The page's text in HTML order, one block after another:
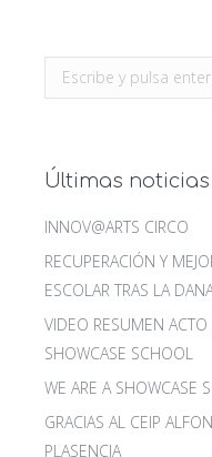
Buscar:
Últimas noticias
INNOV@ARTS CIRCO
RECUPERACIÓN Y
ESCOLAR TRAS LA
VIDEO RESUMEN
SHOWCASE SCHOOL
WE ARE A SHOWCASE
GRACIAS AL CEIP
PLASENCIA